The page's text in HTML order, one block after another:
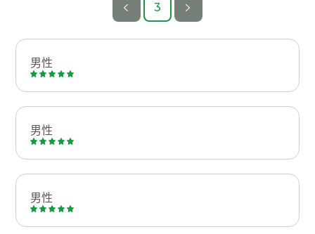
3
男性
男性
男性